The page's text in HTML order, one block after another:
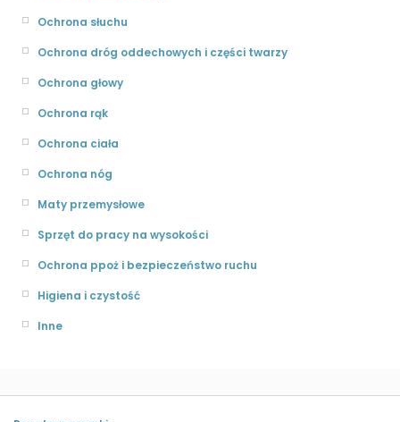
Ochrona słuchu
Ochrona dróg oddechowych i części twarzy
Ochrona głowy
Ochrona rąk
Ochrona ciała
Ochrona nóg
Maty przemysłowe
Sprzęt do pracy na wysokości
Ochrona ppoż i bezpieczeństwo ruchu
Higiena i czystość
Inne